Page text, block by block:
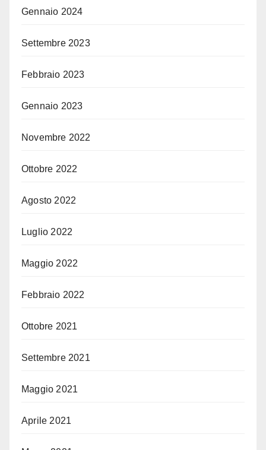
Gennaio 2024
Settembre 2023
Febbraio 2023
Gennaio 2023
Novembre 2022
Ottobre 2022
Agosto 2022
Luglio 2022
Maggio 2022
Febbraio 2022
Ottobre 2021
Settembre 2021
Maggio 2021
Aprile 2021